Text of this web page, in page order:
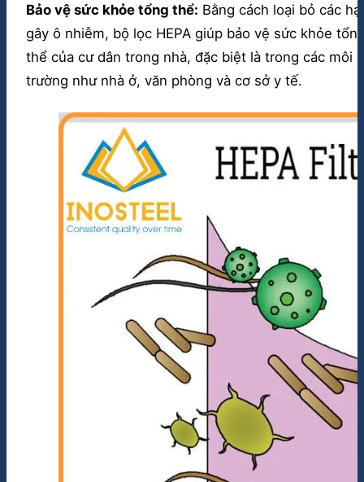
Bảo vệ sức khỏe tổng thể: Bằng cách loại bỏ các
gây ô nhiễm, bộ lọc HEPA giúp bảo vệ sức khỏe
thể của cư dân trong nhà, đặc biệt là trong các môi
trường như nhà ở, văn phòng và cơ sở y tế.